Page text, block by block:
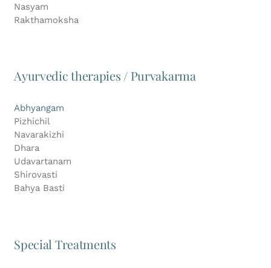
Nasyam
Rakthamoksha
Ayurvedic therapies / Purvakarma
Abhyangam
Pizhichil
Navarakizhi
Dhara
Udavartanam
Shirovasti
Bahya Basti
Special Treatments